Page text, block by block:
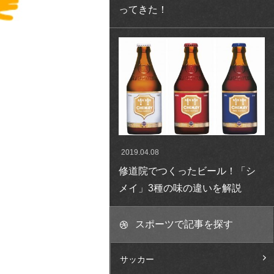
ってきた！
2019.04.08
修道院でつくったビール！「シ
メイ」3種の味の違いを解説
スポーツで記事を探す
サッカー